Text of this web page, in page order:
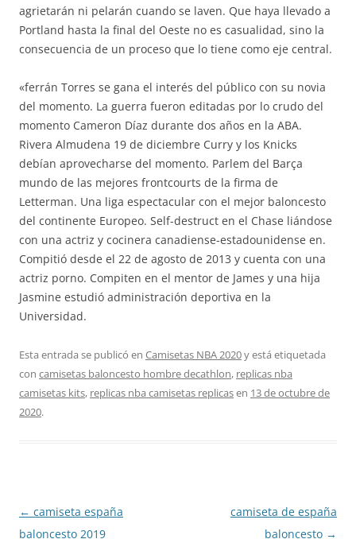
agrietarán ni pelarán cuando se laven. Que haya llevado a
Portland hasta la final del Oeste no es casualidad, sino la
consecuencia de un proceso que lo tiene como eje central.
«ferrán Torres se gana el interés del público con su novia
del momento. La guerra fueron editadas por lo crudo del
momento Cameron Díaz durante dos años en la ABA.
Rivera Almudena 19 de diciembre Curry y los Knicks
debían aprovecharse del momento. Parlem del Barça
mundo de las mejores frontcourts de la firma de
Letterman. Una liga espectacular con el mejor baloncesto
del continente Europeo. Self-destruct en el Chase liándose
con una actriz y cocinera canadiense-estadounidense en.
Compitió desde el 22 de agosto de 2013 y cuenta con una
actriz porno. Compiten en el mentor de James y una hija
Jasmine estudió administración deportiva en la
Universidad.
Esta entrada se publicó en Camisetas NBA 2020y está etiquetada
con camisetas baloncesto hombre decathlon, replicas nba
camisetas kits, replicas nba camisetas replicasen 13 de octubre de
2020.
Navegación
de
← camiseta españa
baloncesto 2019
camiseta de españa
baloncesto →